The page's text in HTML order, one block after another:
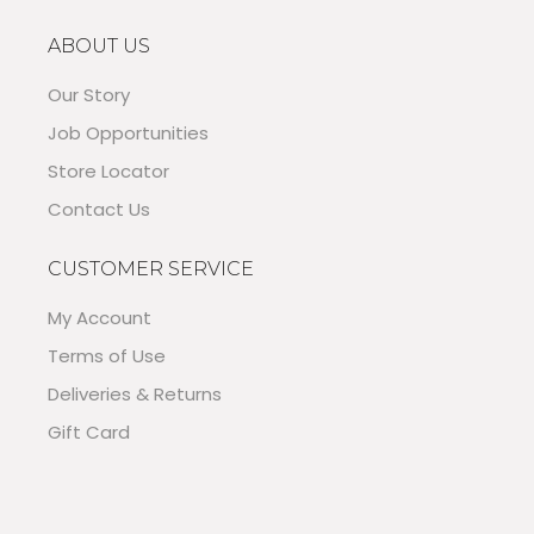
ABOUT US
Our Story
Job Opportunities
Store Locator
Contact Us
CUSTOMER SERVICE
My Account
Terms of Use
Deliveries & Returns
Gift Card